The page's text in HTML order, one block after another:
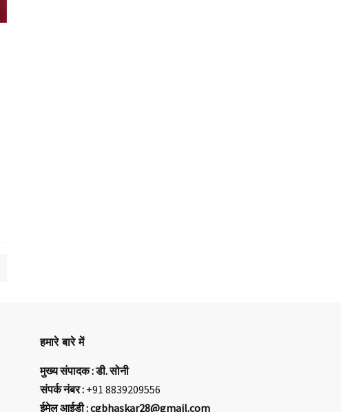
हमारे बारे में
मुख्य संपादक : डी. सोनी
संपर्क नंबर : +91 8839209556
ईमेल आईडी : cgbhaskar28@gmail.com